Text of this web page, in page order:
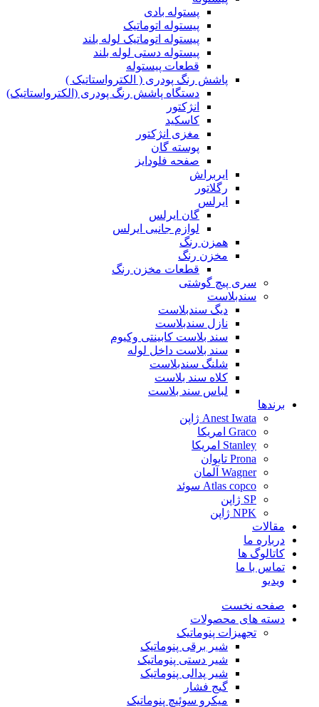
پستوله بادی
پیستوله اتوماتیک
پیستوله اتوماتیک لوله بلند
پیستوله دستی لوله بلند
قطعات پیستوله
پاشش رنگ پودری ( الکترواستاتیک )
دستگاه پاشش رنگ پودری (الکترواستاتیک)
انژکتور
کاسکید
مغزی انژکتور
پوسته گان
صفحه فلودایز
ایربراش
رگلاتور
ایرلس
گان ایرلس
لوازم جانبی ایرلس
همزن رنگ
مخزن رنگ
قطعات مخزن رنگ
سری پیچ گوشتی
سندبلاست
دیگ سندبلاست
نازل سندبلاست
سند بلاست کابینتی وکیوم
سند بلاست داخل لوله
شلنگ سندبلاست
کلاه سند بلاست
لباس سند بلاست
برندها
Anest Iwata ژاپن
Graco امریکا
Stanley امریکا
Prona تایوان
Wagner آلمان
Atlas copco سوئد
SP ژاپن
NPK ژاپن
مقالات
درباره ما
کاتالوگ ها
تماس با ما
ویدیو
صفحه نخست
دسته های محصولات
تجهیزات پنوماتیک
شیر برقی پنوماتیک
شیر دستی پنوماتیک
شیر پدالی پنوماتیک
گیج فشار
میکرو سوئیچ پنوماتیک